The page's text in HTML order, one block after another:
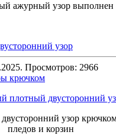
ажурный узор выполнен
узор
Просмотров: 2966
крючком
узор
пледов и корзин